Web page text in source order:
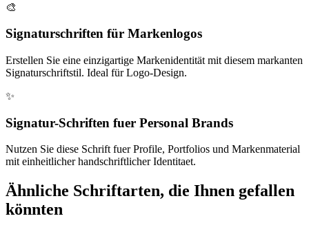
🎨
Signaturschriften für Markenlogos
Erstellen Sie eine einzigartige Markenidentität mit diesem markanten
Signaturschriftstil. Ideal für Logo-Design.
✨
Signatur-Schriften fuer Personal Brands
Nutzen Sie diese Schrift fuer Profile, Portfolios und Markenmaterial
mit einheitlicher handschriftlicher Identitaet.
Ähnliche Schriftarten, die Ihnen gefallen
könnten